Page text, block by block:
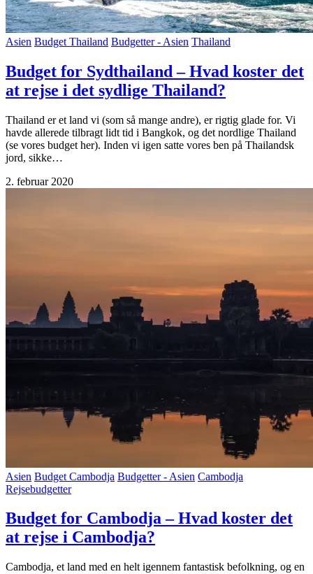
Asien Budget Thailand Budgetter - Asien Thailand
Budget for Sydthailand – Hvad koster det
at rejse i det sydlige Thailand?
Thailand er et land vi (som så mange andre), er rigtig glade for. Vi
havde allerede tilbragt lidt tid i Bangkok, og det nordlige Thailand
(se vores budget her). Inden vi igen satte vores ben på Thailandsk
jord, sikke…
2. februar 2020
Asien Budget Cambodja Budgetter - Asien Cambodja
Rejsebudgetter
Budget for Cambodja – Hvad koster det
at rejse i Cambodja?
Cambodja, et land med en helt igennem fantastisk befolkning, og en